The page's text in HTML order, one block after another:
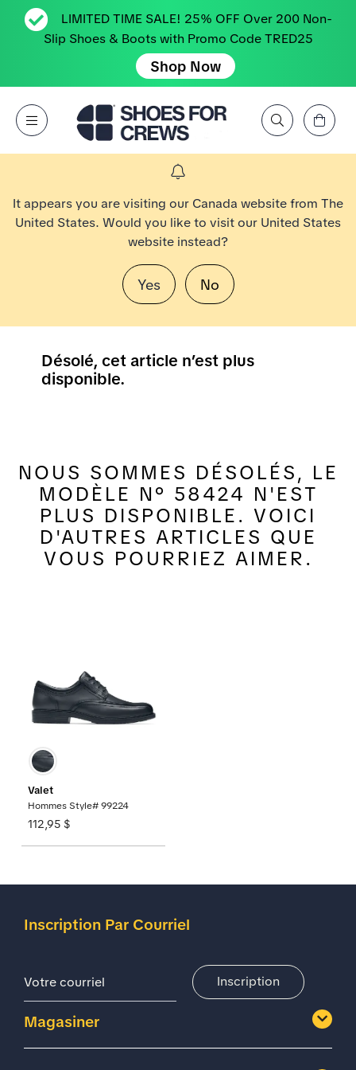
LIMITED TIME SALE! 25% OFF Over 200 Non-
Slip Shoes & Boots with Promo Code TRED25
Shop Now
Open Menu
Aller à la page d’accueil Shoes For Crews
Rechercher par marque, caractéristique, style, couleur, etc.
Affichez le panier
It appears you are visiting our Canada website from The
United States. Would you like to visit our United States
website instead?
Yes No
Désolé, cet article n’est plus
disponible.
NOUS SOMMES DÉSOLÉS, LE
MODÈLE N° 58424 N'EST
PLUS DISPONIBLE. VOICI
D'AUTRES ARTICLES QUE
VOUS POURRIEZ AIMER.
Valet
Hommes Style# 99224
112,95 $
Magasiner
Inscription Par Courriel
Inscription